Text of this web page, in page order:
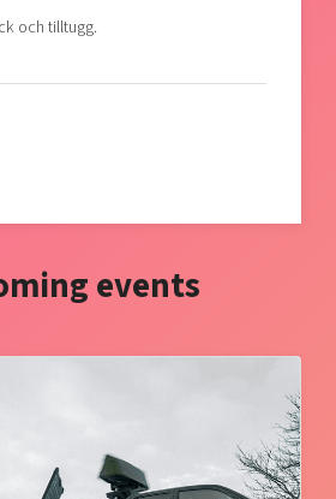
och tilltugg.
events